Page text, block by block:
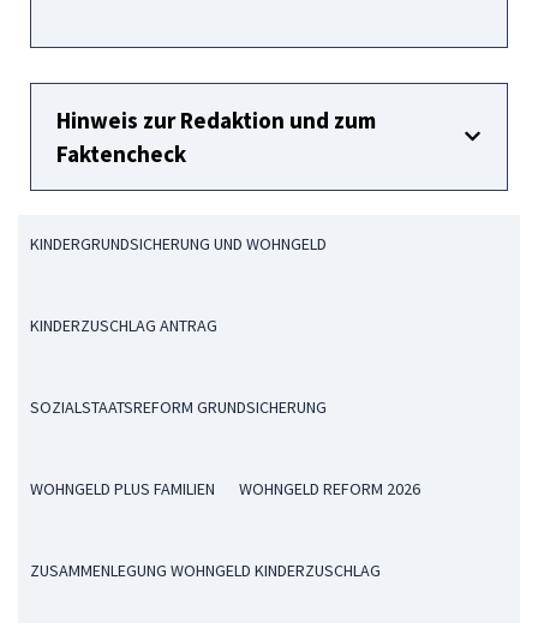
Hinweis zur Redaktion und zum
Faktencheck
KINDERGRUNDSICHERUNG UND WOHNGELD
KINDERZUSCHLAG ANTRAG
SOZIALSTAATSREFORM GRUNDSICHERUNG
WOHNGELD PLUS FAMILIEN WOHNGELD REFORM 2026
ZUSAMMENLEGUNG WOHNGELD KINDERZUSCHLAG